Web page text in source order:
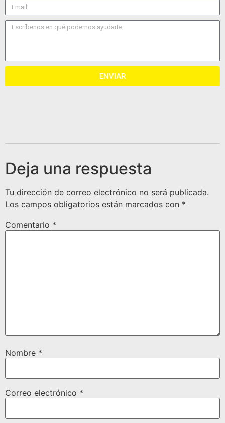
ENVIAR
Deja una respuesta
Tu dirección de correo electrónico no será publicada.
Los campos obligatorios están marcados con *
Comentario *
Nombre *
Correo electrónico *